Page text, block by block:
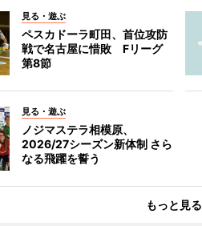
見る・遊ぶ
ペスカドーラ町田、首位攻防
戦で名古屋に惜敗 Fリーグ
第8節
見る・遊ぶ
ノジマステラ相模原、
2026/27シーズン新体制 さら
なる飛躍を誓う
もっと見る